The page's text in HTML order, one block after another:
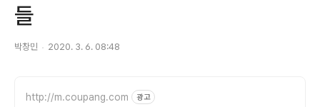
들
박창민 2020. 3. 6. 08:48
http://m.coupang.com 광고